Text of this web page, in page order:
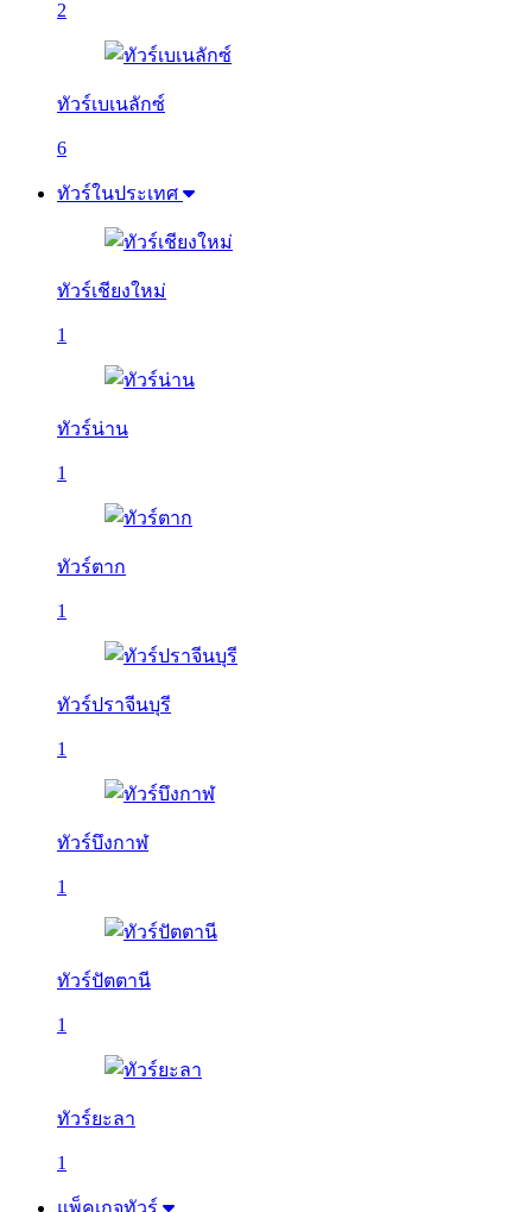
2
ทัวร์เบเนลักซ์
6
ทัวร์ในประเทศ
ทัวร์เชียงใหม่
1
ทัวร์น่าน
1
ทัวร์ตาก
1
ทัวร์ปราจีนบุรี
1
ทัวร์บึงกาฬ
1
ทัวร์ปัตตานี
1
ทัวร์ยะลา
1
แพ็คเกจทัวร์